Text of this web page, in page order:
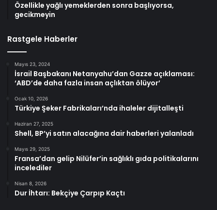
Özellikle yağlı yemeklerden sonra başlıyorsa,
gecikmeyin
Rastgele Haberler
Mayıs 23, 2024
İsrail Başbakanı Netanyahu’dan Gazze açıklaması:
‘ABD’de daha fazla insan açlıktan ölüyor’
Ocak 10, 2026
Türkiye Şeker Fabrikaları’nda ihaleler dijitalleşti
Haziran 27, 2025
Shell, BP’yi satın alacağına dair haberleri yalanladı
Mayıs 29, 2025
Fransa’dan gelip Nilüfer’in sağlıklı gıda politikalarını
incelediler
Nisan 8, 2026
Dur İhtarı: Bekçiye Çarpıp Kaçtı